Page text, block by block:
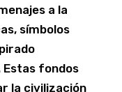
a la
símbolos
fondos
la civilización